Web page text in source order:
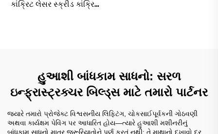
કાંક્રિટ લેસર સ્ક્રીડ કાંક્રિટ
હુઆશી બાંધકામ સાધનો: સરળ
ઇન્ફ્રાસ્ટ્રક્ચર બિલ્ડ્સ માટે તમારો પાર્ટનર
જ્યારે તમારો પ્રોજેક્ટ વિશ્વસનીય લિફ્ટિંગ, ચોકસાઈપૂર્વકની ગોઠવણી
અથવા કાર્યક્ષમ પેવિંગ પર આધારિત હોય—ત્યારે હુઆશી મશીનરીનું
બાંધકામ સાધનો માત્ર જરૂરિયાતોને પૂર્ણ કરતું નથી: તે માથાનો દુખાવો દૂર